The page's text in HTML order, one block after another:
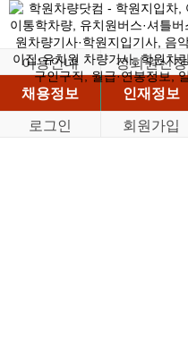
이용안내 정회원신청
채용정보
인재정보
로그인
회원가입